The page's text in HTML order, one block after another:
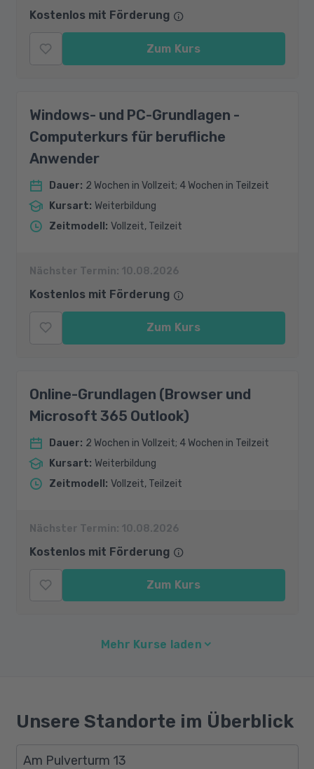
Kostenlos mit Förderung
Zum Kurs
Windows- und PC-Grundlagen -
Computerkurs für berufliche
Anwender
Dauer: 2 Wochen in Vollzeit; 4 Wochen in Teilzeit
Kursart: Weiterbildung
Zeitmodell : Vollzeit, Teilzeit
Nächster Termin: 10.08.2026
Kostenlos mit Förderung
Zum Kurs
Online-Grundlagen (Browser und
Microsoft 365 Outlook)
Dauer: 2 Wochen in Vollzeit; 4 Wochen in Teilzeit
Kursart: Weiterbildung
Zeitmodell : Vollzeit, Teilzeit
Nächster Termin: 10.08.2026
Kostenlos mit Förderung
Zum Kurs
Mehr Kurse laden
Unsere Standorte im Überblick
Am Pulverturm 13